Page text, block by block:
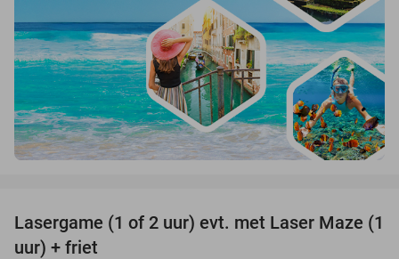
22%
Lasergame (1 of 2 uur) evt. met Laser Maze (1
uur) + friet